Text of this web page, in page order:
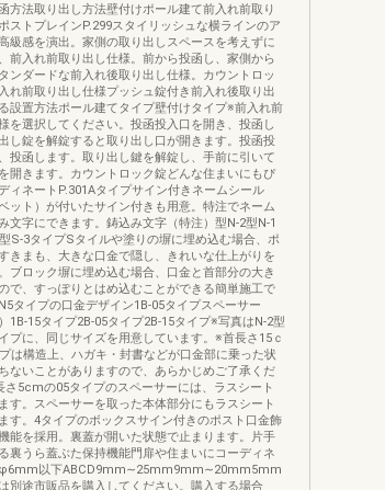
方法取り出し方法壁付けポール建て前入れ前取り
ストプレインP.299スタイリッシュな横ラインのア
級感を演出。家側の取り出しスペースを考えずに
前入れ前取り出し仕様。前から投函し、家側から
ンダードな前入れ後取り出し仕様。カウントロッ
れ前取り出し仕様プッシュ錠付き前入れ後取り出
設置方法ポール建てタイプ壁付けタイプ※前入れ前
を選択してください。投函投入口を開き、投函し
し錠を解錠すると取り出し口が開きます。投函投
投函します。取り出し鍵を解錠し、手前に引いて
開きます。カウントロック錠どんな住まいにもぴ
ィネートP.301Aタイプサイン付きネームシール
ベット）が付いたサイン付きも用意。特注でネーム
文字にできます。鋳込み文字（特注）型N-2型N-1
S-3タイプSタイルや塗りの塀に埋め込む場合、ポ
きまも、大きな口金で隠し、きれいな仕上がりを
ブロック塀に埋め込む場合、口金と首部分の大き
で、すっぽりとはめ込むことができる簡単施工で
タイプの口金デザイン1B-05タイプスペーサー
1B-15タイプ2B-05タイプ2B-15タイプ※写真はN-2型
プに、同じサイズを用意しています。※首長さ15ｃ
は構造上、ハガキ・封書などが口金部に乗った状
ないことがありますので、あらかじめご了承くだ
さ5cmの05タイプのスペーサーには、ラスシート
す。スペーサーを取った本体部分にもラスシート
す。4タイプのボックスサイン付きのポスト口金飾
能を採用。裏蓋が開いた状態で止まります。片手
裏うら蓋ぶた保持機能門扉や住まいにコーディネ
φ6mm以下ABCD9mm∼25mm9mm∼20mm5mm
別途市販品を購入してください。購入する場合